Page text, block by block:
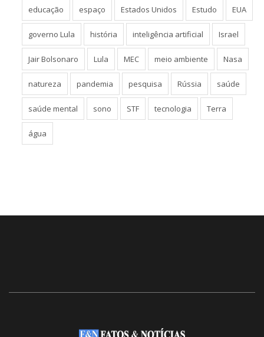
educação espaço Estados Unidos Estudo EUA
governo Lula história inteligência artificial Israel
Jair Bolsonaro Lula MEC meio ambiente Nasa
natureza pandemia pesquisa Rússia saúde
saúde mental sono STF tecnologia Terra
água